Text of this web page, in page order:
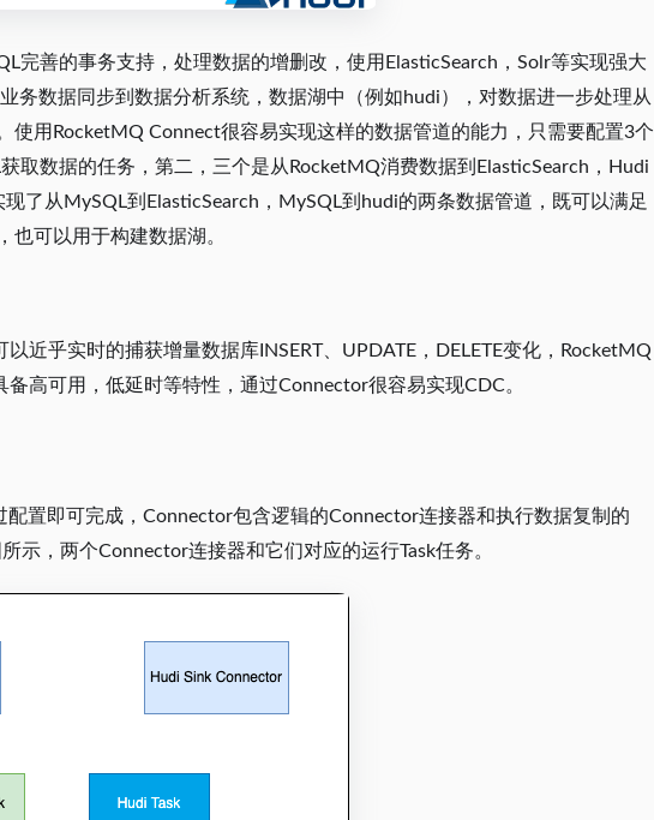
完善的事务支持，处理数据的增删改，使用ElasticSearch，Solr等实现强大
务数据同步到数据分析系统，数据湖中（例如hudi），对数据进一步处理从
使用RocketMQ Connect很容易实现这样的数据管道的能力，只需要配置3个
取数据的任务，第二，三个是从RocketMQ消费数据到ElasticSearch，Hudi
了从MySQL到ElasticSearch，MySQL到hudi的两条数据管道，既可以满足
也可以用于构建数据湖。
以近乎实时的捕获增量数据库INSERT、UPDATE，DELETE变化，RocketMQ
高可用，低延时等特性，通过Connector很容易实现CDC。
置即可完成，Connector包含逻辑的Connector连接器和执行数据复制的
示，两个Connector连接器和它们对应的运行Task任务。